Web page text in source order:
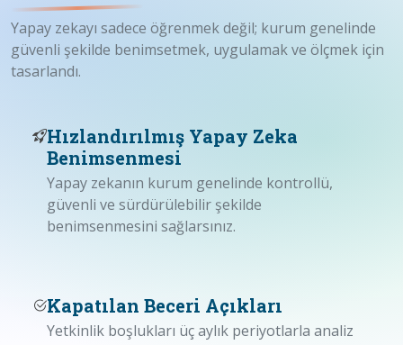
Yapay zekayı sadece öğrenmek değil; kurum genelinde
güvenli şekilde benimsetmek, uygulamak ve ölçmek için
tasarlandı.
Hızlandırılmış Yapay Zeka
Benimsenmesi
Yapay zekanın kurum genelinde kontrollü,
güvenli ve sürdürülebilir şekilde
benimsenmesini sağlarsınız.
Kapatılan Beceri Açıkları
Yetkinlik boşlukları üç aylık periyotlarla analiz